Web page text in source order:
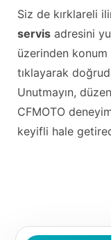
Siz de kırklareli
servis adresini
üzerinden
tıklayarak
Unutmayın,
CFMOTO
keyifli hale